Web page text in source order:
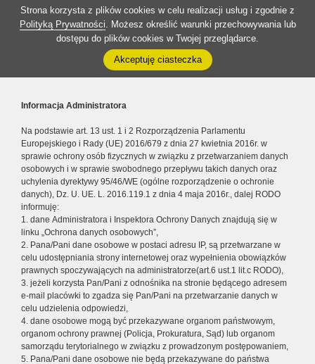
Strona korzysta z plików cookies w celu realizacji usług i zgodnie z
Polityką Prywatności. Możesz określić warunki przechowywania lub
dostępu do plików cookies w Twojej przeglądarce.
Akceptuję ciasteczka
Informacja Administratora
Na podstawie art. 13 ust. 1 i 2 Rozporządzenia Parlamentu
Europejskiego i Rady (UE) 2016/679 z dnia 27 kwietnia 2016r. w
sprawie ochrony osób fizycznych w związku z przetwarzaniem danych
osobowych i w sprawie swobodnego przepływu takich danych oraz
uchylenia dyrektywy 95/46/WE (ogólne rozporządzenie o ochronie
danych), Dz. U. UE. L. 2016.119.1 z dnia 4 maja 2016r., dalej RODO
informuję:
1. dane Administratora i Inspektora Ochrony Danych znajdują się w
linku „Ochrona danych osobowych”,
2. Pana/Pani dane osobowe w postaci adresu IP, są przetwarzane w
celu udostępniania strony internetowej oraz wypełnienia obowiązków
prawnych spoczywających na administratorze(art.6 ust.1 lit.c RODO),
3. jeżeli korzysta Pan/Pani z odnośnika na stronie będącego adresem
e-mail placówki to zgadza się Pan/Pani na przetwarzanie danych w
celu udzielenia odpowiedzi,
4. dane osobowe mogą być przekazywane organom państwowym,
organom ochrony prawnej (Policja, Prokuratura, Sąd) lub organom
samorządu terytorialnego w związku z prowadzonym postępowaniem,
5. Pana/Pani dane osobowe nie będą przekazywane do państwa